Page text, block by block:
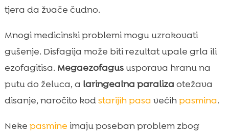
tjera da žvače čudno.
Mnogi medicinski problemi mogu uzrokovati
gušenje. Disfagija može biti rezultat upale grla ili
ezofagitisa. Megaezofagususporava hranu na
putu do želuca, a laringealna paraliza otežava
disanje, naročito kodstarijih pasa većihpasmina.
Neke pasmine imaju poseban problem zbog